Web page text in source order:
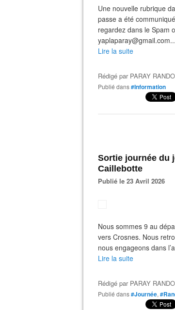
Une nouvelle rubrique
passe a été
regardez dans le Spam
Lire la suite
Rédigé par PARAY RANDO
Publié dans#Information
Sortie journée du
Caillebotte
Publié le 23 Avril 2026
Nous sommes 9 au
vers Crosnes. Nous
nous engageons dans
Lire la suite
Rédigé par PARAY RANDO
Publié dans#Journée,